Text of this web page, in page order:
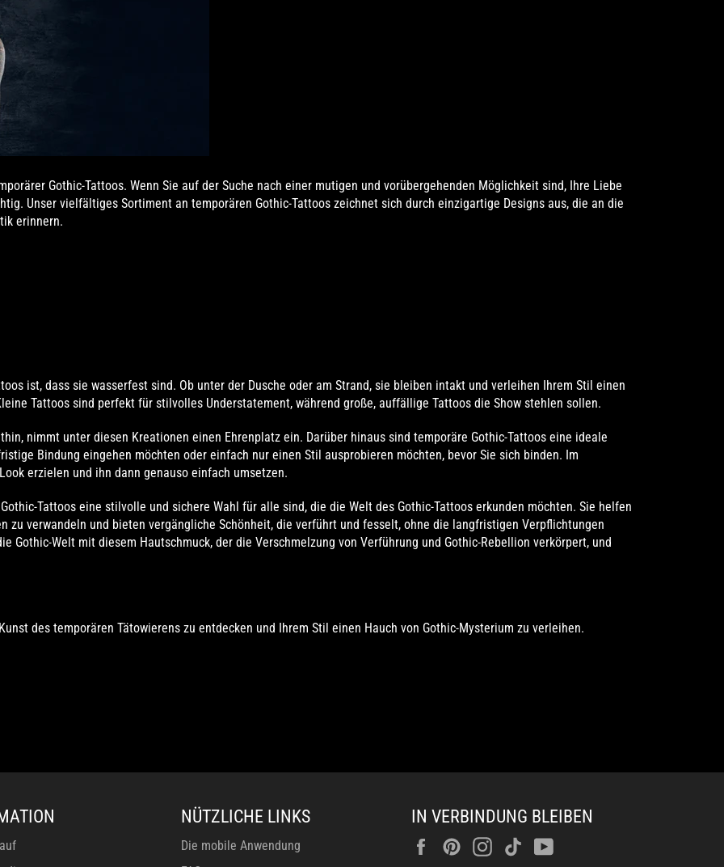
Gothic-Tattoos. Wenn Sie auf der Suche nach einer mutigen und vorübergehenden Möglichkeit sind, Ihre Liebe
Unser vielfältiges Sortiment an temporären Gothic-Tattoos zeichnet sich durch einzigartige Designs aus, die an die
erinnern.
ist, dass sie wasserfest sind. Ob unter der Dusche oder am Strand, sie bleiben intakt und verleihen Ihrem Stil einen
Tattoos sind perfekt für stilvolles Understatement, während große, auffällige Tattoos die Show stehlen sollen.
nimmt unter diesen Kreationen einen Ehrenplatz ein. Darüber hinaus sind temporäre Gothic-Tattoos eine ideale
Bindung eingehen möchten oder einfach nur einen Stil ausprobieren möchten, bevor Sie sich binden. Im
erzielen und ihn dann genauso einfach umsetzen.
Tattoos eine stilvolle und sichere Wahl für alle sind, die die Welt des Gothic-Tattoos erkunden möchten. Sie helfen
zu verwandeln und bieten vergängliche Schönheit, die verführt und fesselt, ohne die langfristigen Verpflichtungen
Gothic-Welt mit diesem Hautschmuck, der die Verschmelzung von Verführung und Gothic-Rebellion verkörpert, und
des temporären Tätowierens zu entdecken und Ihrem Stil einen Hauch von Gothic-Mysterium zu verleihen.
NÜTZLICHE LINKS
Die mobile Anwendung
IN VERBINDUNG BLEIBEN
FacebookPinterestInstagram
Tiktok